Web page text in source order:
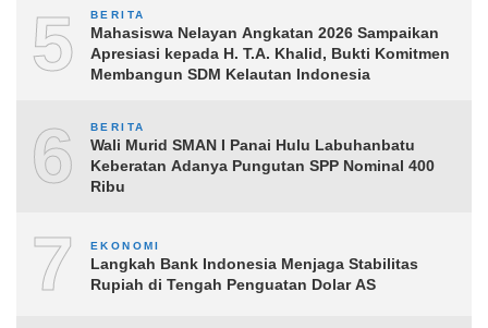
5 BERITA
Mahasiswa Nelayan Angkatan 2026 Sampaikan
Apresiasi kepada H. T.A. Khalid, Bukti Komitmen
Membangun SDM Kelautan Indonesia
6 BERITA
Wali Murid SMAN I Panai Hulu Labuhanbatu
Keberatan Adanya Pungutan SPP Nominal 400
Ribu
7 EKONOMI
Langkah Bank Indonesia Menjaga Stabilitas
Rupiah di Tengah Penguatan Dolar AS